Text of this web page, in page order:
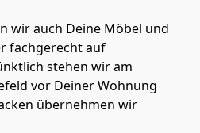
wir auch Deine Möbel und
fachgerecht auf
stehen wir am
vor Deiner Wohnung
übernehmen wir